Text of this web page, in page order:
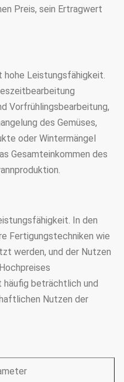
Preis, sein Ertragwert
Leistungsfähigkeit.
Vorfrühlingsbearbeitung,
des Gemüses,
oder Wintermängel
Gesamteinkommen des
In den
Fertigungstechniken wie
werden, und der Nutzen
beträchtlich und
Nutzen der